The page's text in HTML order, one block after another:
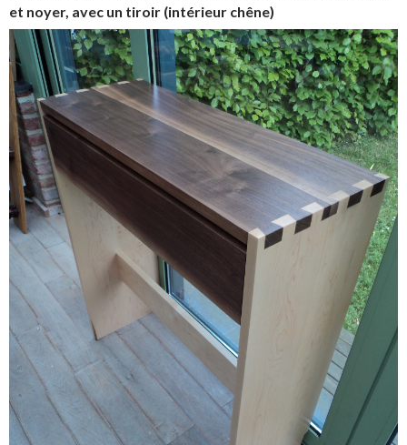
et noyer, avec un tiroir (intérieur chêne)